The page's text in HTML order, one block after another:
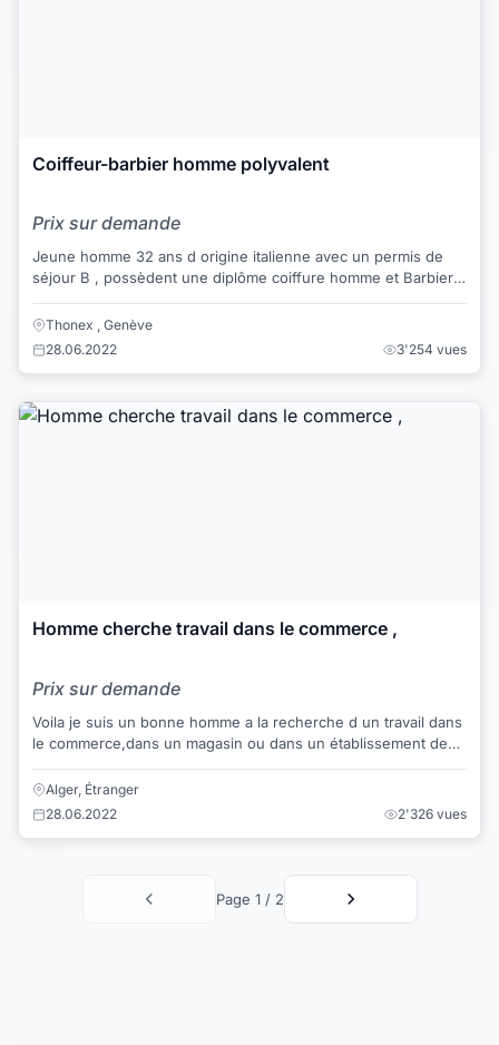
Coiffeur-barbier homme polyvalent
Prix sur demande
Jeune homme 32 ans d origine italienne avec un permis de
séjour B , possèdent une diplôme coiffure homme et Barbier (
rasage traditionnelle a l ancie...
Thonex , Genève
28.06.2022
3'254 vues
Homme cherche travail dans le commerce ,
Prix sur demande
Voila je suis un bonne homme a la recherche d un travail dans
le commerce,dans un magasin ou dans un établissement de
Alger, Étranger
28.06.2022
2'326 vues
Page 1 / 2